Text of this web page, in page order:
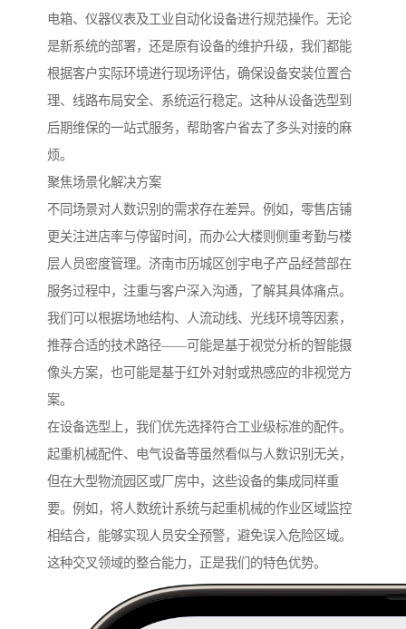
电箱、仪器仪表及工业自动化设备进行规范操作。无论
是新系统的部署，还是原有设备的维护升级，我们都能
根据客户实际环境进行现场评估，确保设备安装位置合
理、线路布局安全、系统运行稳定。这种从设备选型到
后期维保的一站式服务，帮助客户省去了多头对接的麻
烦。
聚焦场景化解决方案
不同场景对人数识别的需求存在差异。例如，零售店铺
更关注进店率与停留时间，而办公大楼则侧重考勤与楼
层人员密度管理。济南市历城区创宇电子产品经营部在
服务过程中，注重与客户深入沟通，了解其具体痛点。
我们可以根据场地结构、人流动线、光线环境等因素，
推荐合适的技术路径——可能是基于视觉分析的智能摄
像头方案，也可能是基于红外对射或热感应的非视觉方
案。
在设备选型上，我们优先选择符合工业级标准的配件。
起重机械配件、电气设备等虽然看似与人数识别无关，
但在大型物流园区或厂房中，这些设备的集成同样重
要。例如，将人数统计系统与起重机械的作业区域监控
相结合，能够实现人员安全预警，避免误入危险区域。
这种交叉领域的整合能力，正是我们的特色优势。